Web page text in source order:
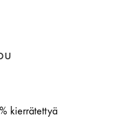
kierrätettyä